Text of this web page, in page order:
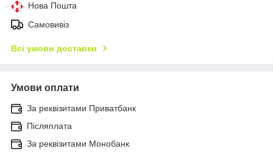
Нова Пошта
Самовивіз
Всі умови доставки
Умови оплати
За реквізитами Приватбанк
Післяплата
За реквізитами Монобанк